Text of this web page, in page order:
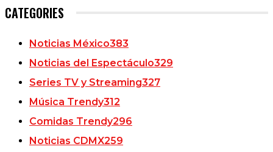
CATEGORIES
Noticias México383
Noticias del Espectáculo329
Series TV y Streaming327
Música Trendy312
Comidas Trendy296
Noticias CDMX259